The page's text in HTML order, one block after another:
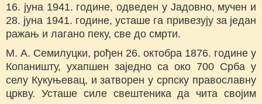
16. јуна 1941. године, одведен у Јадовно, мучен и
28. јуна 1941. године, усташе га привезују за један
ражањ и лагано пеку, све до смрти.
М. А. Семилуцки, рођен 26. октобра 1876. године у
Копаништу, ухапшен заједно са око 700 Срба у
селу Кукуњевац, и затворен у српску православну
цркву. Усташе силе свештеника да чита својим